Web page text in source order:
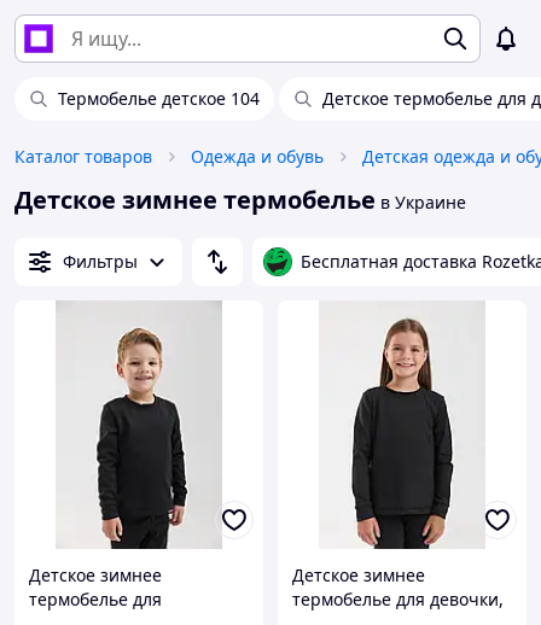
Термобелье детское 104 Детское термобелье для
Каталог товаров Одежда и обувь Детская одежда и
Детское зимнее термобелье в Украине
Фильтры Бесплатная доставка
Детское зимнее
термобелье для
Детское зимнее
термобелье для девочки,